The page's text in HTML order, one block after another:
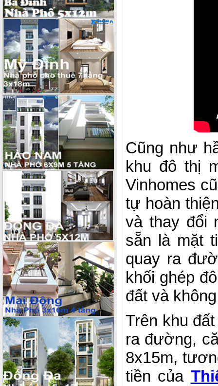
Cũng như
khu đô thị
Vinhomes
tự hoàn
và thay đổi
sẵn là mặt
quay ra
khối ghép
đất và
Trên khu
ra đường,
8x15m,
tiền của